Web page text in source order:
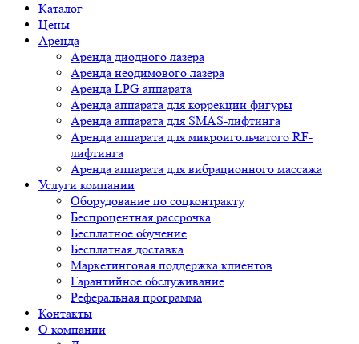
Каталог
Цены
Аренда
Аренда диодного лазера
Аренда неодимового лазера
Аренда LPG аппарата
Аренда аппарата для коррекции фигуры
Аренда аппарата для SMAS-лифтинга
Аренда аппарата для микроигольчатого RF-
лифтинга
Аренда аппарата для вибрационного массажа
Услуги компании
Оборудование по соцконтракту
Беспроцентная рассрочка
Бесплатное обучение
Бесплатная доставка
Маркетинговая поддержка клиентов
Гарантийное обслуживание
Реферальная программа
Контакты
О компании